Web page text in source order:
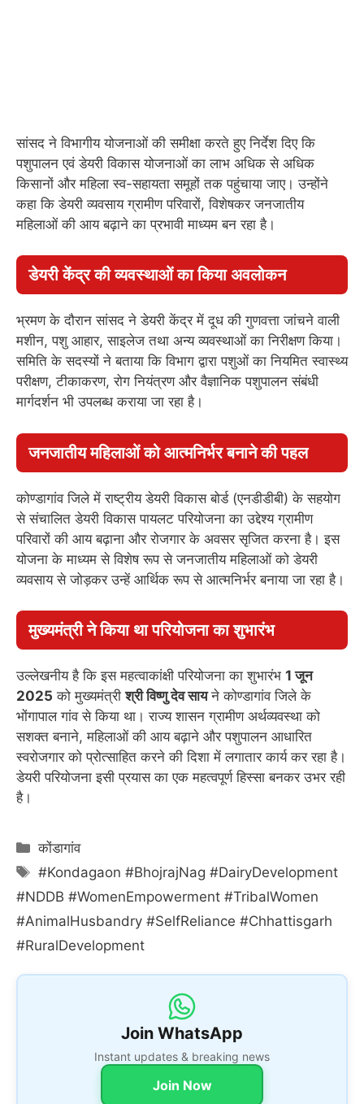
सांसद ने विभागीय योजनाओं की समीक्षा करते हुए निर्देश दिए कि
पशुपालन एवं डेयरी विकास योजनाओं का लाभ अधिक से अधिक
किसानों और महिला स्व-सहायता समूहों तक पहुंचाया जाए। उन्होंने
कहा कि डेयरी व्यवसाय ग्रामीण परिवारों, विशेषकर जनजातीय
महिलाओं की आय बढ़ाने का प्रभावी माध्यम बन रहा है।
डेयरी केंद्र की व्यवस्थाओं का किया अवलोकन
भ्रमण के दौरान सांसद ने डेयरी केंद्र में दूध की गुणवत्ता जांचने वाली
मशीन, पशु आहार, साइलेज तथा अन्य व्यवस्थाओं का निरीक्षण किया।
समिति के सदस्यों ने बताया कि विभाग द्वारा पशुओं का नियमित स्वास्थ्य
परीक्षण, टीकाकरण, रोग नियंत्रण और वैज्ञानिक पशुपालन संबंधी
मार्गदर्शन भी उपलब्ध कराया जा रहा है।
जनजातीय महिलाओं को आत्मनिर्भर बनाने की पहल
कोण्डागांव जिले में राष्ट्रीय डेयरी विकास बोर्ड (एनडीडीबी) के सहयोग
से संचालित डेयरी विकास पायलट परियोजना का उद्देश्य ग्रामीण
परिवारों की आय बढ़ाना और रोजगार के अवसर सृजित करना है। इस
योजना के माध्यम से विशेष रूप से जनजातीय महिलाओं को डेयरी
व्यवसाय से जोड़कर उन्हें आर्थिक रूप से आत्मनिर्भर बनाया जा रहा है।
मुख्यमंत्री ने किया था परियोजना का शुभारंभ
उल्लेखनीय है कि इस महत्वाकांक्षी परियोजना का शुभारंभ 1 जून
2025 को मुख्यमंत्रीश्री विष्णु देव सायने कोण्डागांव जिले के
भोंगापाल गांव से किया था। राज्य शासन ग्रामीण अर्थव्यवस्था को
सशक्त बनाने, महिलाओं की आय बढ़ाने और पशुपालन आधारित
स्वरोजगार को प्रोत्साहित करने की दिशा में लगातार कार्य कर रहा है।
डेयरी परियोजना इसी प्रयास का एक महत्वपूर्ण हिस्सा बनकर उभर रही
है।
Categories
कोंडागांव
Tags
#Kondagaon #BhojrajNag #DairyDevelopment
#NDDB #WomenEmpowerment #TribalWomen
#AnimalHusbandry #SelfReliance #Chhattisgarh
#RuralDevelopment
Join WhatsApp
Instant updates & breaking news
Join Now